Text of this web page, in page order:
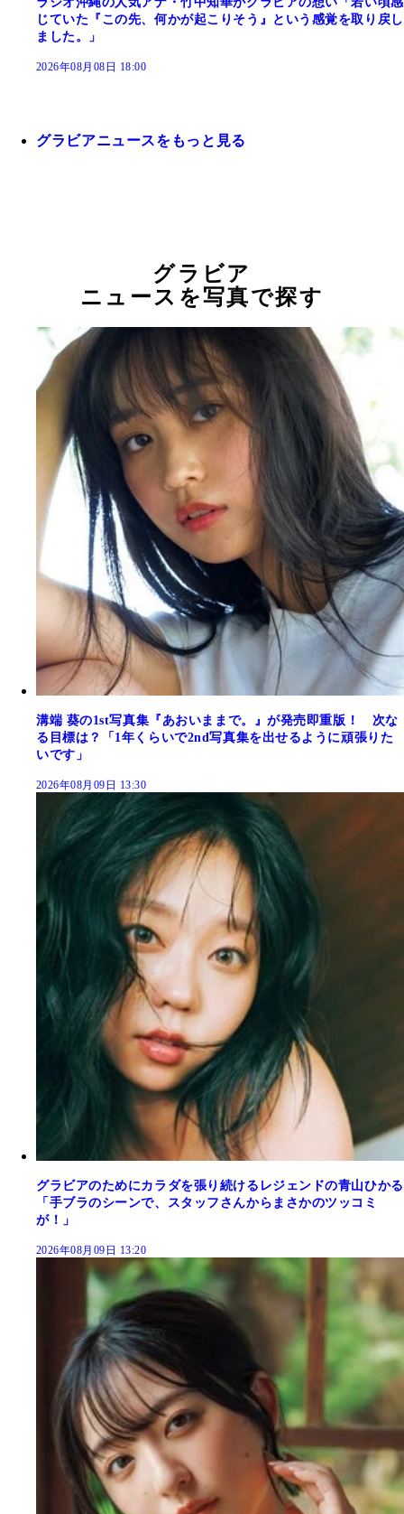
じていた『この先、何かが起こりそう』という感覚を取り戻し
ました。」
2026年08月08日 18:00
グラビアニュースをもっと見る
グラビア
ニュースを写真で探す
溝端 葵の1st写真集『あおいままで。』が発売即重版！ 次な
る目標は？「1年くらいで2nd写真集を出せるように頑張りた
いです」
2026年08月09日 13:30
グラビアのためにカラダを張り続けるレジェンドの青山ひかる
「手ブラのシーンで、スタッフさんからまさかのツッコミ
が！」
2026年08月09日 13:20